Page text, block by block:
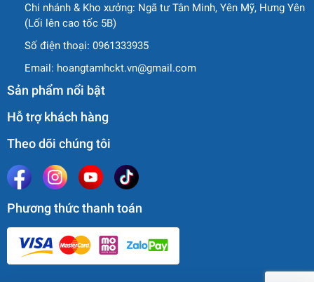
Chi nhánh & Kho xưởng: Ngã tư Tân Minh, Yên Mỹ, Hưng Yên
(Lối lên cao tốc 5B)
Số điện thoại: 0961333935
Email: hoangtamhckt.vn@gmail.com
Sản phẩm nổi bật
Hỗ trợ khách hàng
Theo dõi chúng tôi
Phương thức thanh toán